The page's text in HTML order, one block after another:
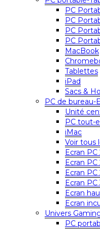
PC
PC
PC
PC
MacBook
Tablettes
iPad
Sacs &
PC de bureau-
Unité
PC tout-
iMac
Voir tous
Ecran
Ecran
Ecran
Ecran
Ecran
Ecran
Univers
PC